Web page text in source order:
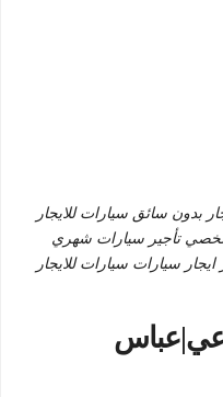
بدون سائق سيارات للايجار
شخصي تأجير سيارات شهري
ايجار سيارات سيارات للايجار